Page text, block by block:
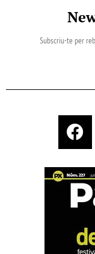
Subscriu-te per